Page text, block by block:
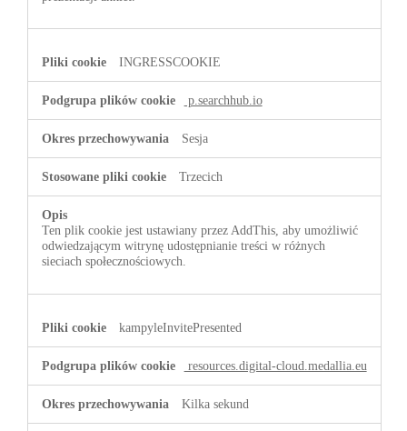
INGRESSCOOKIE
p.searchhub.io
Sesja
Trzecich
Ten plik cookie jest ustawiany przez AddThis, aby umożliwić
odwiedzającym witrynę udostępnianie treści w różnych
sieciach społecznościowych.
kampyleInvitePresented
resources.digital-cloud.medallia.eu
Kilka sekund